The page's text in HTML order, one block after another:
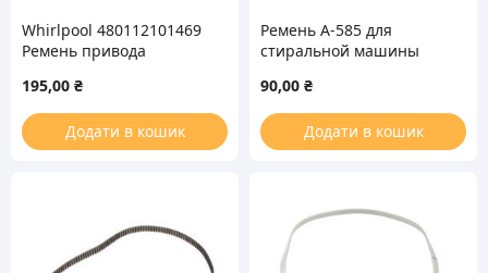
Whirlpool 480112101469
Ремень привода
для сушильной машины
195,00 ₴
Додати в кошик
Ремень A-585 для
стиральной машины
90,00 ₴
Додати в кошик